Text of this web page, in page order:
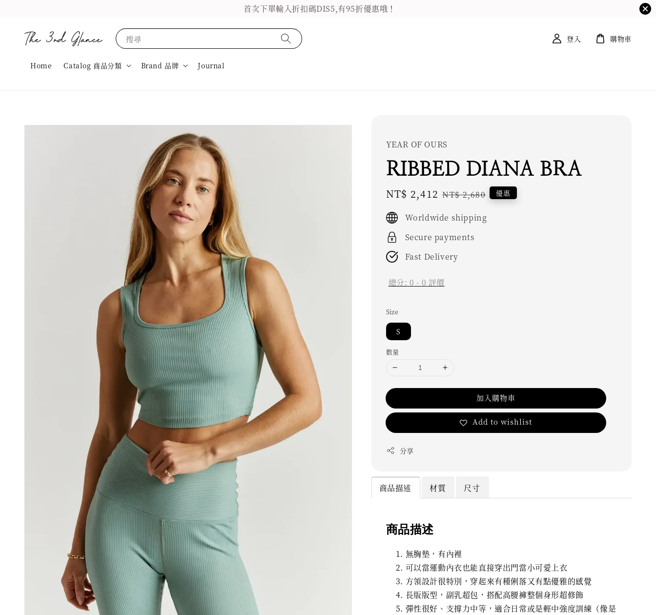
首次下單輸入折扣碼DIS5,有95折優惠哦！
搜尋
Home Catalog 商品分類 Brand 品牌 Journal
登入 購物車
YEAR OF OURS
RIBBED DIANA BRA
Sale
NT$ 2,412 Regular
NT$ 2,680 優惠
Worldwide shipping
Secure payments
Fast Delivery
總分:0 - 0 評價
Size
S
數量
加入購物車
Add to wishlist
分享
商品描述 材質 尺寸
商品描述
無胸墊，有內裡
可以當運動內衣也能直接穿出門當小可愛上衣
方領設計很特別，穿起來有種俐落又有點優雅的感覺
長版版型，副乳超包，搭配高腰褲整個身形超修飾
彈性很好、支撐力中等，適合日常或是輕中強度訓練（像是